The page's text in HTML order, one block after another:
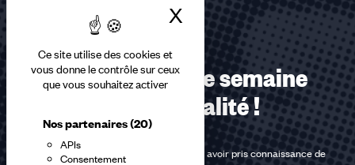
Ce site utilise des cookies et
vous donne le contrôle sur ceux
que vous souhaitez activer
Nos partenaires(20)
APIs
Consentement
X Masquer le
Recevez chaque semaine
notre actualité !
En m'inscrivant à la newsletter, j'affirme avoir pris connaissance de